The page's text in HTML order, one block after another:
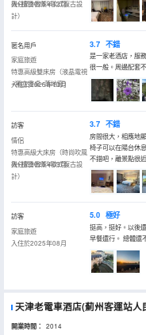
機+檀香香薰+歐式復古設
計）
入住於2025年12月
匿名用戶
家庭旅遊
特惠高級雙床房（液晶電視
+獨立書桌+落地窗）
入住於2025年10月
3.7 不錯
是一家老酒店，服
很一般。周邊配套
訪客
情侶
特惠高級大床房（時尚吹風
機+檀香香薰+歐式復古設
計）
入住於2025年09月
3.7 不錯
房間很大，相應地
椅子可以在陽台休
不錯吧，離景點很
訪客
家庭旅遊
入住於2025年08月
5.0 極好
挺高，挺好。以後
早餐還行。 總體還
天津老電車酒店(薊州客運站人
開業時間： 2014